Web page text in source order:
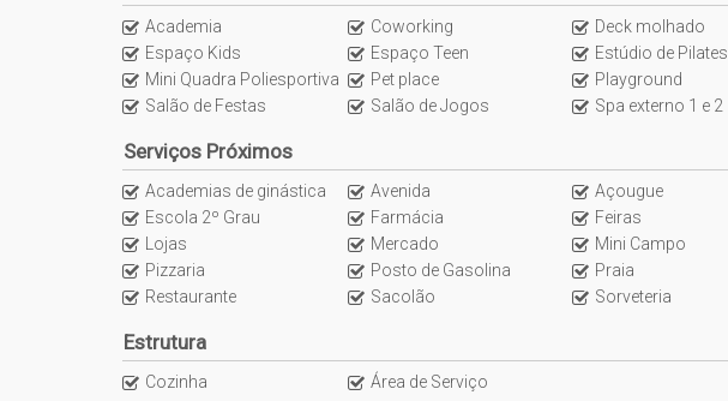
Fireplace
Spa 1 e 2
Praça
Prainha
Coworking
Terraço
Sala de pilates
Academia
Academia externa
Espaço gourmet
-> Unidades:
Academia Coworking Deck molhado
Espaço Kids
Espaço Teen Estúdio de Pilates
Mini Quadra Poliesportiva
Pet place Playground
Salão de Festas
Salão de Jogos Spa externo 1 e 2
Serviços Próximos
Academias de ginástica Avenida Açougue
Escola 2º Grau
Farmácia Feiras
Lojas
Mercado Mini Campo
Pizzaria
Posto de Gasolina Praia
Restaurante
Sacolão Sorveteria
Estrutura
Cozinha Área de Serviço